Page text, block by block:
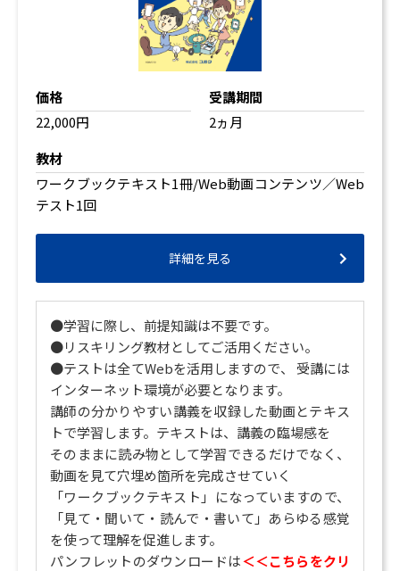
価格
22,000円
受講期間
2ヵ月
教材
ワークブックテキスト1冊/Web動画コンテンツ／Web
テスト1回
詳細を見る
●学習に際し、前提知識は不要です。
●リスキリング教材としてご活用ください。
●テストは全てWebを活用しますので、 受講には
インターネット環境が必要となります。
講師の分かりやすい講義を収録した動画とテキス
トで学習します。テキストは、講義の臨場感を
そのままに読み物として学習できるだけでなく、
動画を見て穴埋め箇所を完成させていく
「ワークブックテキスト」になっていますので、
「見て・聞いて・読んで・書いて」あらゆる感覚
を使って理解を促進します。
パンフレットのダウンロードは＜＜こちらをクリ